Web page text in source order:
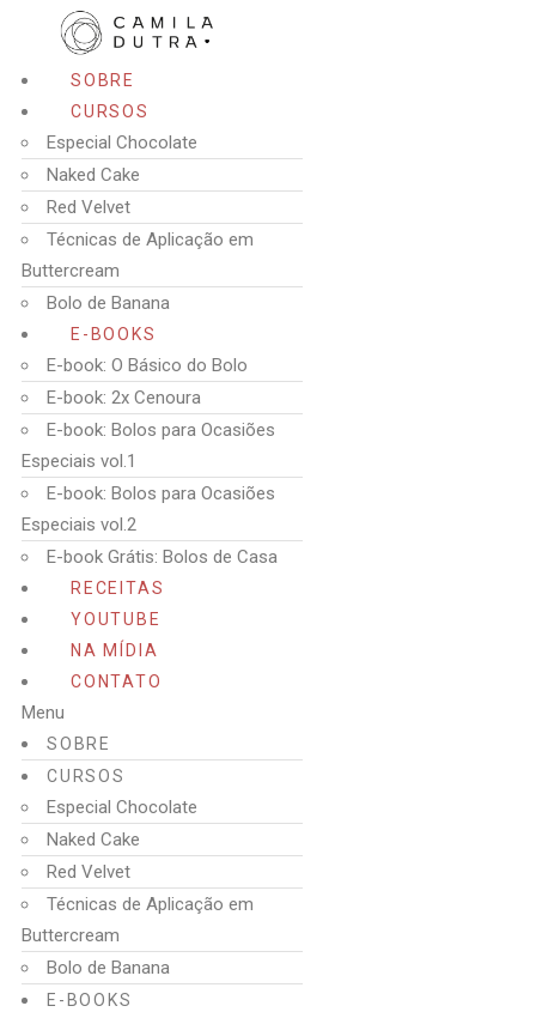
SOBRE
CURSOS
Especial Chocolate
Naked Cake
Red Velvet
Técnicas de Aplicação em
Buttercream
Bolo de Banana
E-BOOKS
E-book: O Básico do Bolo
E-book: 2x Cenoura
E-book: Bolos para Ocasiões
Especiais vol.1
E-book: Bolos para Ocasiões
Especiais vol.2
E-book Grátis: Bolos de Casa
RECEITAS
YOUTUBE
NA MÍDIA
CONTATO
Menu
SOBRE
CURSOS
Especial Chocolate
Naked Cake
Red Velvet
Técnicas de Aplicação em
Buttercream
Bolo de Banana
E-BOOKS